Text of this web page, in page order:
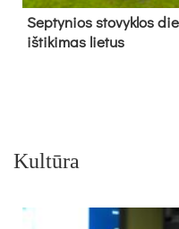
Sep­ty­nios sto­vyk­los
iš­ti­ki­mas lie­tus
Kultūra